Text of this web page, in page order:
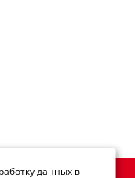
данных в